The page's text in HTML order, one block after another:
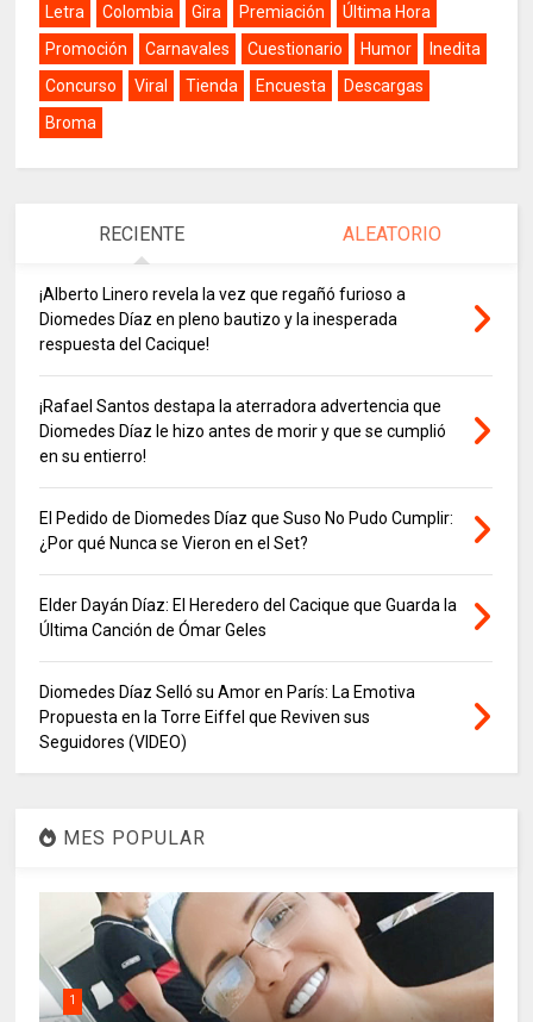
Letra
Colombia Gira Premiación
Última Hora
Promoción
Carnavales Cuestionario Humor
Inedita
Concurso
Viral Tienda Encuesta
Descargas
Broma
RECIENTE ALEATORIO
¡Alberto Linero revela la vez que regañó furioso a
Diomedes Díaz en pleno bautizo y la inesperada
respuesta del Cacique!
¡Rafael Santos destapa la aterradora advertencia que
Diomedes Díaz le hizo antes de morir y que se cumplió
en su entierro!
El Pedido de Diomedes Díaz que Suso No Pudo Cumplir:
¿Por qué Nunca se Vieron en el Set?
Elder Dayán Díaz: El Heredero del Cacique que Guarda la
Última Canción de Ómar Geles
Diomedes Díaz Selló su Amor en París: La Emotiva
Propuesta en la Torre Eiffel que Reviven sus
Seguidores (VIDEO)
MES POPULAR
1